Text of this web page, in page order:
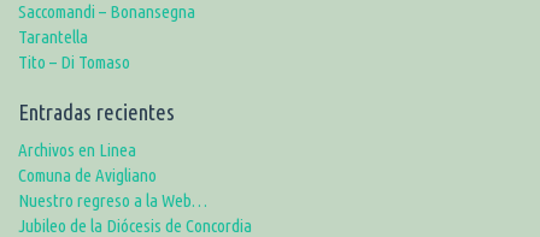
Saccomandi – Bonansegna
Tarantella
Tito – Di Tomaso
Entradas recientes
Archivos en Linea
Comuna de Avigliano
Nuestro regreso a la Web…
Jubileo de la Diócesis de Concordia